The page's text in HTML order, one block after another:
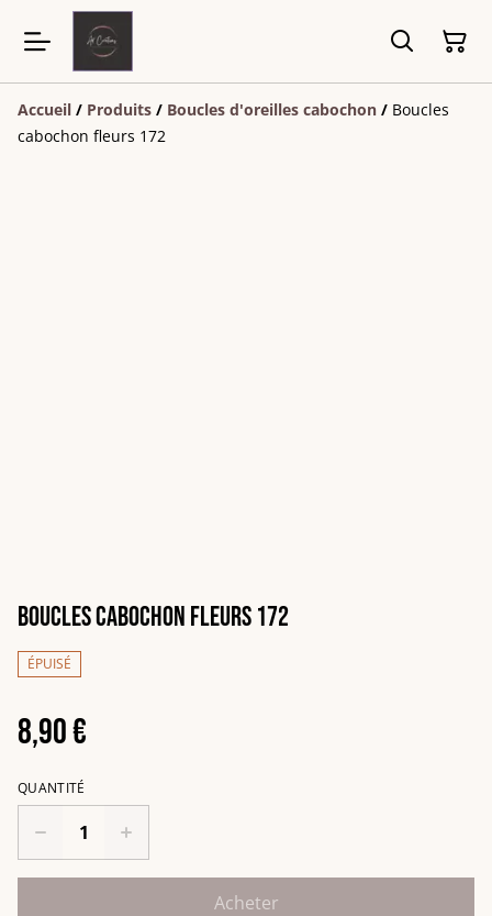
Accueil / Produits / Boucles d'oreilles cabochon / Boucles
cabochon fleurs 172
Boucles cabochon fleurs 172
ÉPUISÉ
8,90 €
QUANTITÉ
Acheter